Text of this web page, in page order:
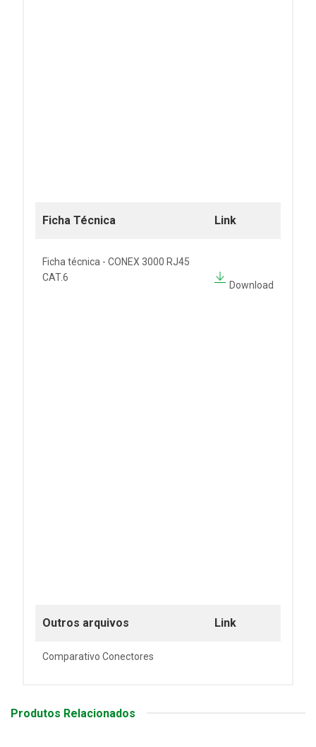
Ficha Técnica Link
Ficha técnica - CONEX 3000 RJ45
CAT.6
Download
Outros arquivos Link
Comparativo Conectores
Produtos Relacionados